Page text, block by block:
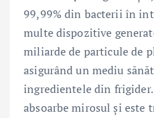
99,99% din bacterii în
multe dispozitive
miliarde de particule de
asigurând un mediu
ingredientele din
absoarbe mirosul și este